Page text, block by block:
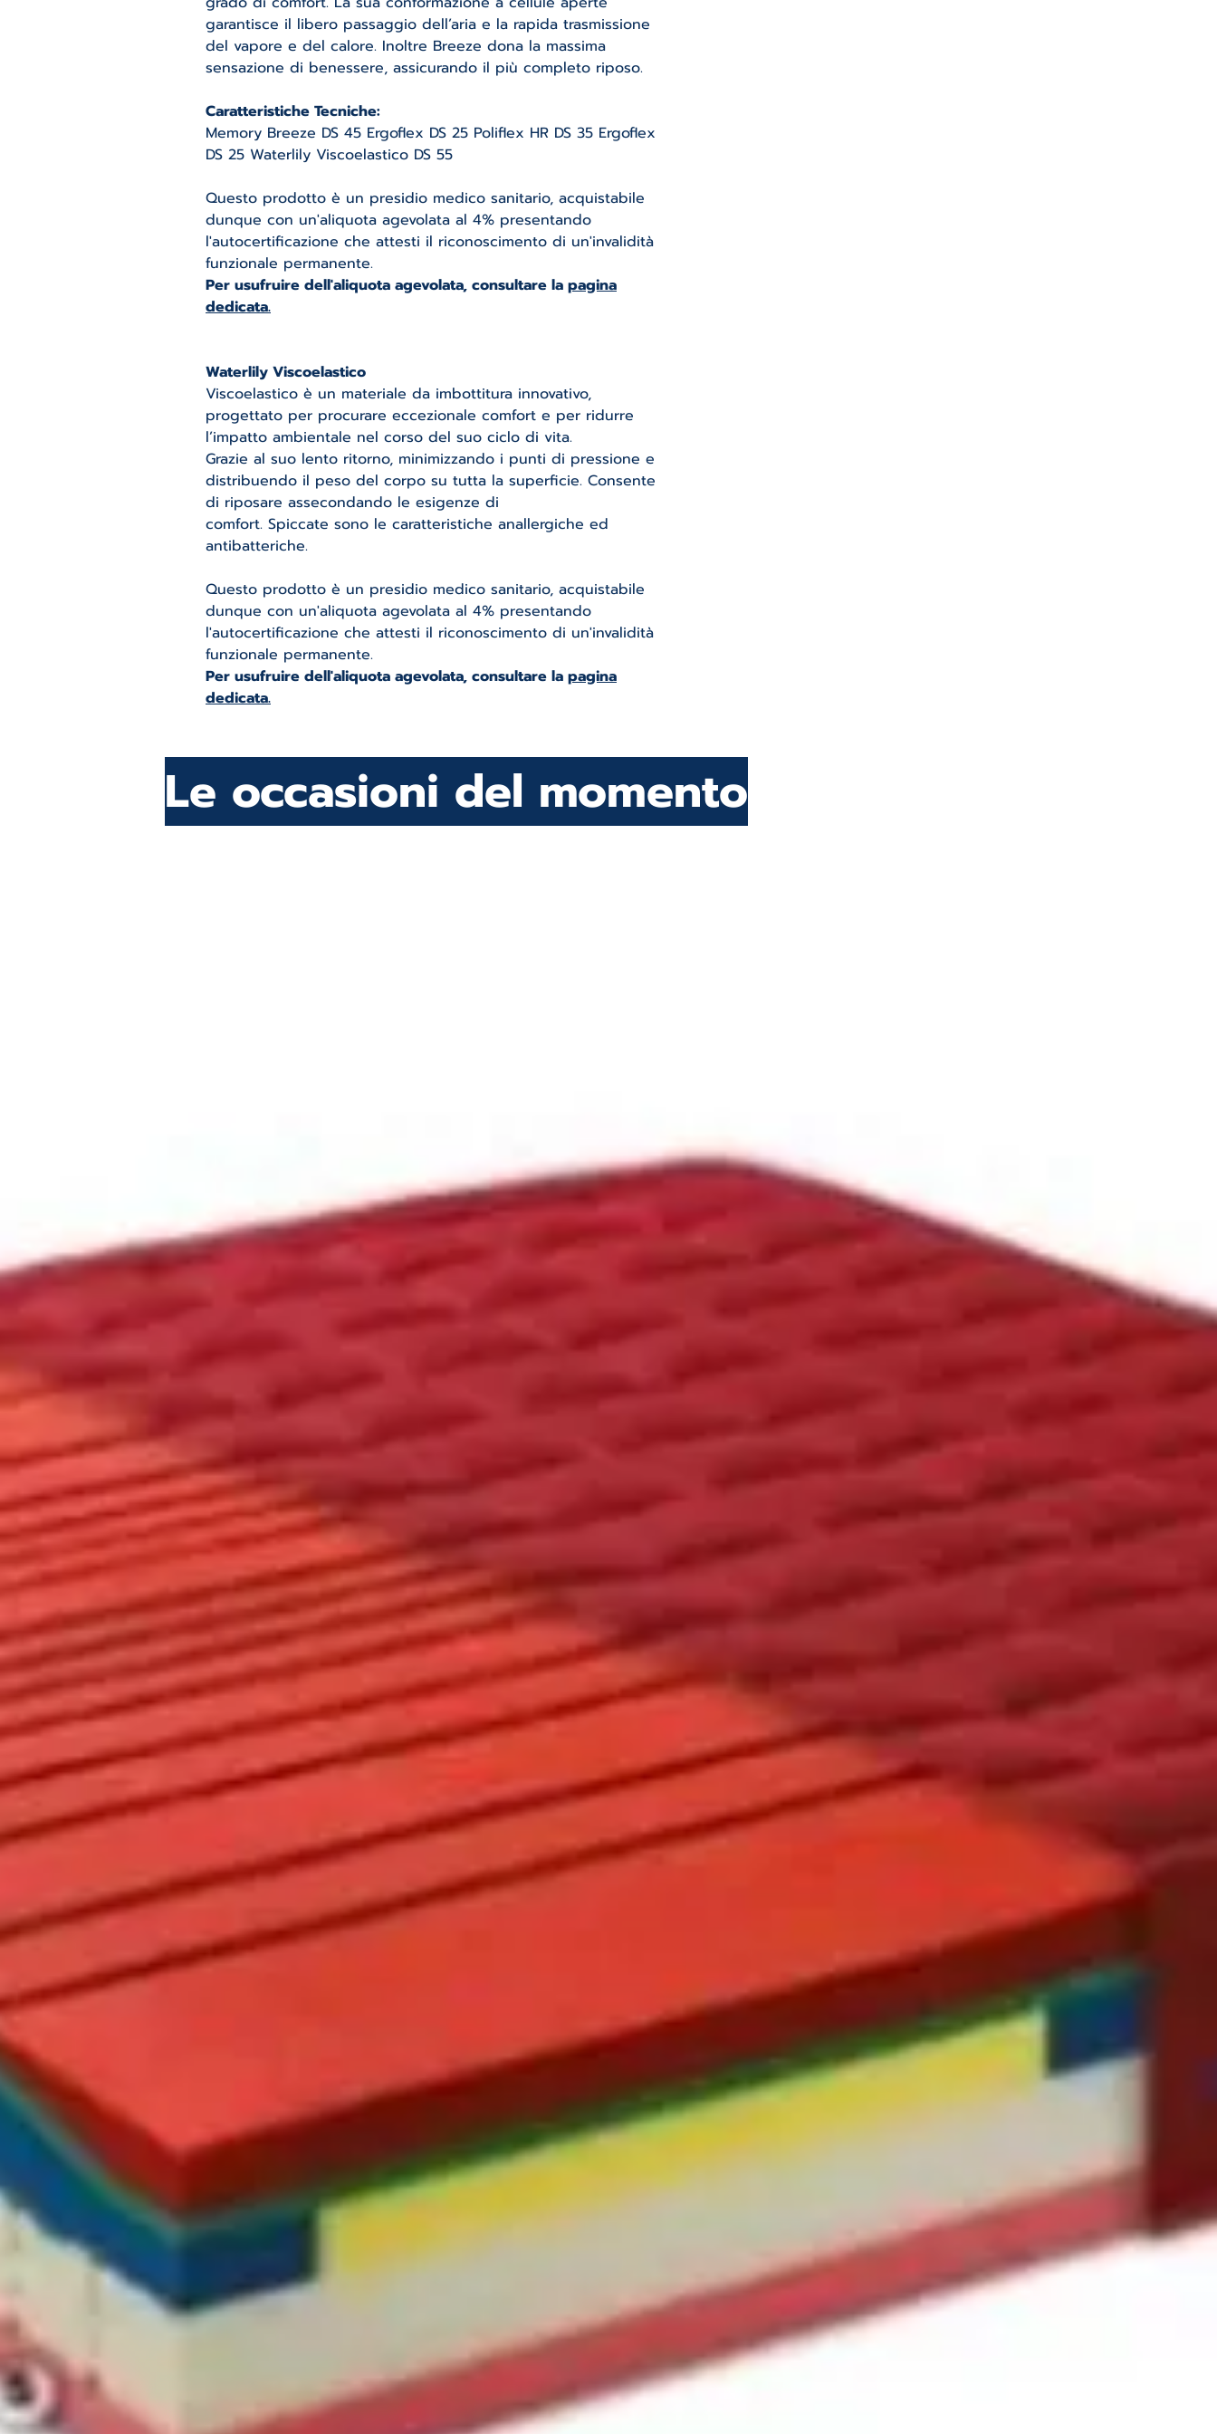
garantisce il libero passaggio dell’aria e la rapida trasmissione
del vapore e del calore. Inoltre Breeze dona la massima
sensazione di benessere, assicurando il più completo riposo.
Caratteristiche Tecniche:
Memory Breeze DS 45 Ergoflex DS 25 Poliflex HR DS 35 Ergoflex
DS 25 Waterlily Viscoelastico DS 55
Questo prodotto è un presidio medico sanitario, acquistabile
dunque con un'aliquota agevolata al 4% presentando
l'autocertificazione che attesti il riconoscimento di un'invalidità
funzionale permanente.
Per usufruire dell'aliquota agevolata, consultare la pagina
dedicata.
Waterlily Viscoelastico
Viscoelastico è un materiale da imbottitura innovativo,
progettato per procurare eccezionale comfort e per ridurre
l’impatto ambientale nel corso del suo ciclo di vita.
Grazie al suo lento ritorno, minimizzando i punti di pressione e
distribuendo il peso del corpo su tutta la superficie. Consente
di riposare assecondando le esigenze di
comfort. Spiccate sono le caratteristiche anallergiche ed
antibatteriche.
Questo prodotto è un presidio medico sanitario, acquistabile
dunque con un'aliquota agevolata al 4% presentando
l'autocertificazione che attesti il riconoscimento di un'invalidità
funzionale permanente.
Per usufruire dell'aliquota agevolata, consultare la pagina
dedicata.
Le occasioni del momento